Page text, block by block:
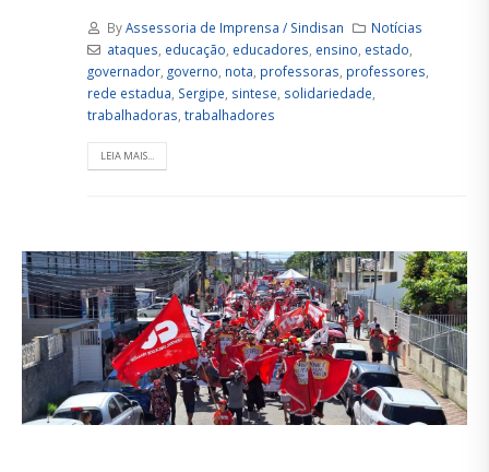
ByAssessoria de Imprensa / Sindisan
Notícias
ataques educação educadores ensino estado
governador governo nota professoras professores
rede estadua Sergipe sintese solidariedade
trabalhadoras trabalhadores
LEIA MAIS...